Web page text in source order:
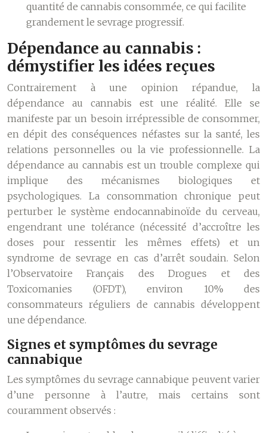
quantité de cannabis consommée, ce qui facilite
grandement le sevrage progressif.
Dépendance au cannabis :
démystifier les idées reçues
Contrairement à une opinion répandue, la
dépendance au cannabis est une réalité. Elle se
manifeste par un besoin irrépressible de consommer,
en dépit des conséquences néfastes sur la santé, les
relations personnelles ou la vie professionnelle. La
dépendance au cannabis est un trouble complexe qui
implique des mécanismes biologiques et
psychologiques. La consommation chronique peut
perturber le système endocannabinoïde du cerveau,
engendrant une tolérance (nécessité d’accroître les
doses pour ressentir les mêmes effets) et un
syndrome de sevrage en cas d’arrêt soudain. Selon
l’Observatoire Français des Drogues et des
Toxicomanies (OFDT), environ 10% des
consommateurs réguliers de cannabis développent
une dépendance.
Signes et symptômes du sevrage
cannabique
Les symptômes du sevrage cannabique peuvent varier
d’une personne à l’autre, mais certains sont
couramment observés :